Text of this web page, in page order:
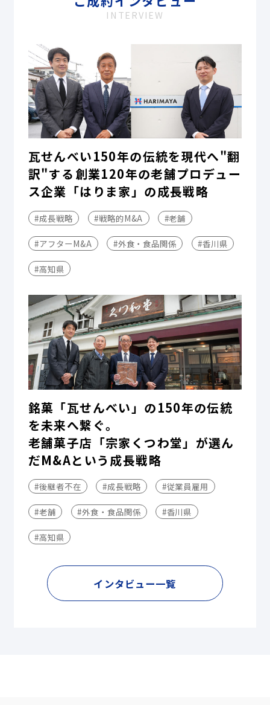
INTERVIEW
瓦せんべい150年の伝統を現代へ"翻
訳"する――創業120年の老舗プロデュー
ス企業「はりま家」の成長戦略
#成長戦略 #戦略的M&A #老舗
#アフターM&A #外食・食品関係 #香川県
#高知県
銘菓「瓦せんべい」の150年の伝統
を未来へ繋ぐ。
老舗菓子店「宗家くつわ堂」が選ん
だM&Aという成長戦略
#後継者不在 #成長戦略 #従業員雇用
#老舗 #外食・食品関係 #香川県
#高知県
インタビュー一覧